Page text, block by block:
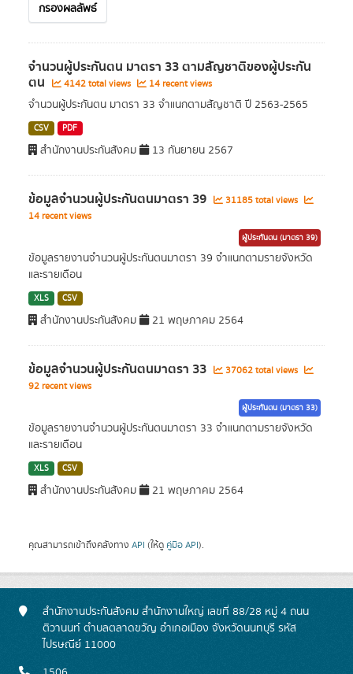
กรองผลลัพธ์
จำนวนผู้ประกันตน มาตรา 33 ตามสัญชาติของผู้ประกัน
ตน 4142 total views 14 recent views
จำนวนผู้ประกันตน มาตรา 33 จำแนกตามสัญชาติ ปี 2563-2565
CSV PDF
สำนักงานประกันสังคม 13 กันยายน 2567
ข้อมูลจำนวนผู้ประกันตนมาตรา 39
31185 total views
14 recent views
ผู้ประกันตน (มาตรา 39)
ข้อมูลรายงานจำนวนผู้ประกันตนมาตรา 39 จำแนกตามรายจังหวัด
และรายเดือน
XLS CSV
สำนักงานประกันสังคม 21 พฤษภาคม 2564
ข้อมูลจำนวนผู้ประกันตนมาตรา 33
37062 total views
92 recent views
ผู้ประกันตน (มาตรา 33)
ข้อมูลรายงานจำนวนผู้ประกันตนมาตรา 33 จำแนกตามรายจังหวัด
และรายเดือน
XLS CSV
สำนักงานประกันสังคม 21 พฤษภาคม 2564
คุณสามารถเข้าถึงคลังทาง API (ให้ดู คู่มือ API).
สำนักงานประกันสังคม สำนักงานใหญ่ เลขที่ 88/28 หมู่ 4 ถนน
ติวานนท์ ตำบลตลาดขวัญ อำเภอเมือง จังหวัดนนทบุรี รหัส
ไปรษณีย์ 11000